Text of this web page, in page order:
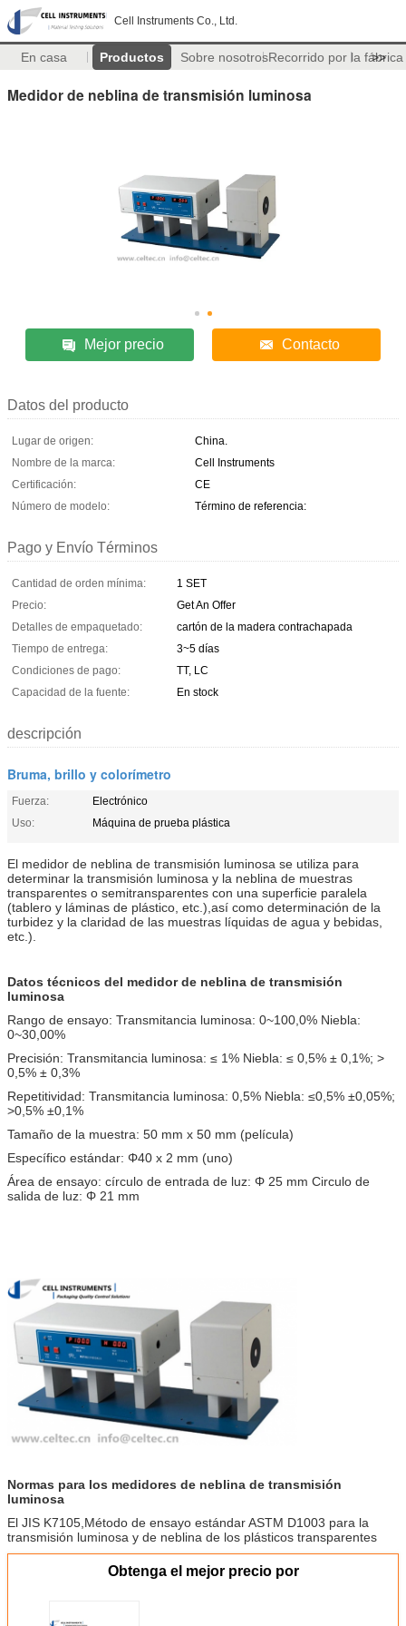
Cell Instruments Co., Ltd.
En casa Productos Sobre nosotrosRecorrido por la fábrica
>>
Medidor de neblina de transmisión luminosa
Mejor precio Contacto
Datos del producto
Lugar de origen:
China.
Nombre de la marca:
Cell Instruments
Certificación:
CE
Número de modelo:
Término de referencia:
Pago y Envío Términos
Cantidad de orden mínima:
1 SET
Precio:
Get An Offer
Detalles de empaquetado:
cartón de la madera contrachapada
Tiempo de entrega:
3~5 días
Condiciones de pago:
TT, LC
Capacidad de la fuente:
En stock
descripción
Bruma, brillo y colorímetro
Fuerza:
Electrónico
Uso:
Máquina de prueba plástica
El medidor de neblina de transmisión luminosa se utiliza para
determinar la transmisión luminosa y la neblina de muestras
transparentes o semitransparentes con una superficie paralela
(tablero y láminas de plástico, etc.),así como determinación de la
turbidez y la claridad de las muestras líquidas de agua y bebidas,
etc.).
Datos técnicos del medidor de neblina de transmisión
luminosa
Rango de ensayo: Transmitancia luminosa: 0~100,0% Niebla:
0~30,00%
Precisión: Transmitancia luminosa: ≤ 1% Niebla: ≤ 0,5% ± 0,1%; >
0,5% ± 0,3%
Repetitividad: Transmitancia luminosa: 0,5% Niebla: ≤0,5% ±0,05%;
>0,5% ±0,1%
Tamaño de la muestra: 50 mm x 50 mm (película)
Específico estándar: Φ40 x 2 mm (uno)
Área de ensayo: círculo de entrada de luz: Φ 25 mm Circulo de
salida de luz: Φ 21 mm
Normas para los medidores de neblina de transmisión
luminosa
El JIS K7105,Método de ensayo estándar ASTM D1003 para la
transmisión luminosa y de neblina de los plásticos transparentes
Obtenga el mejor precio por